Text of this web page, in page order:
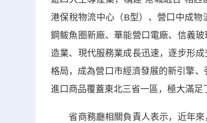
港保稅物流中心（B型）、營口中成
鋼鲅魚圈新廠、華能營口電廠、信義
造業、現代服務業成長迅速，逐步形
格局，成為營口市經濟發展的新引擎
進口商品覆蓋東北三省一區，極大滿足
省商務廳相關負責人表示，近年來